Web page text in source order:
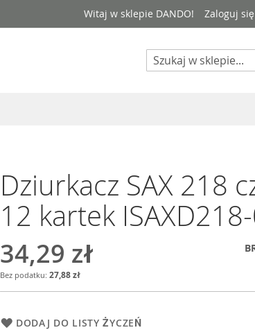
Witaj w sklepie DANDO! Zaloguj się
Search
Dziurkacz SAX 218
12 kartek
34,29 zł
27,88 zł
DODAJ DO LISTY ŻYCZEŃ